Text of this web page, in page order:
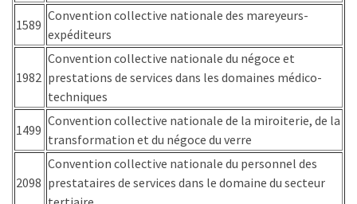
Passeport
prévention
que
1589
Convention collective nationale des mareyeurs-
expéditeurs
1982
Convention collective nationale du négoce et
prestations de services dans les domaines médico-
techniques
1499
Convention collective nationale de la miroiterie, de la
transformation et du négoce du verre
2098
Convention collective nationale du personnel des
prestataires de services dans le domaine du secteur